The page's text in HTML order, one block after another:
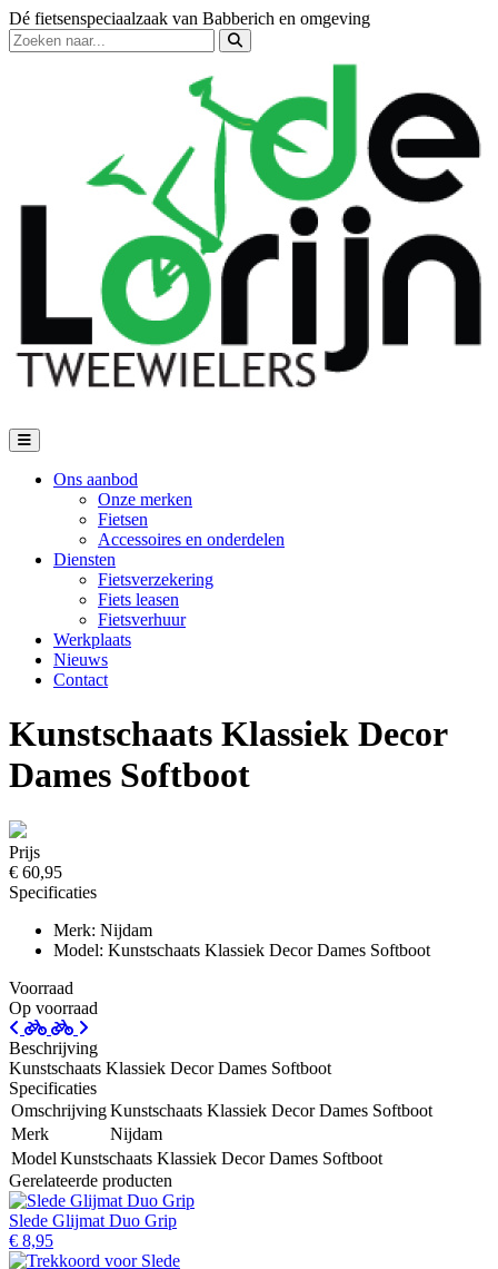
Dé fietsenspeciaalzaak van Babberich en omgeving
Ons aanbod
Onze merken
Fietsen
Accessoires en onderdelen
Diensten
Fietsverzekering
Fiets leasen
Fietsverhuur
Werkplaats
Nieuws
Contact
Kunstschaats Klassiek Decor
Dames Softboot
Prijs
€ 60,95
Specificaties
Merk: Nijdam
Model: Kunstschaats Klassiek Decor Dames Softboot
Voorraad
Op voorraad
Beschrijving
Kunstschaats Klassiek Decor Dames Softboot
Specificaties
OmschrijvingKunstschaats Klassiek Decor Dames Softboot
Merk
Nijdam
Model Kunstschaats Klassiek Decor Dames Softboot
Gerelateerde producten
Slede Glijmat Duo Grip
€ 8,95